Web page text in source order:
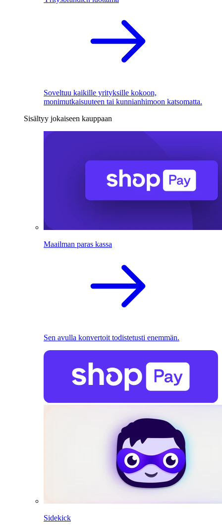
Soveltuu kaikille yrityksille kokoon,
monimutkaisuuteen tai kunnianhimoon katsomatta.
Sisältyy jokaiseen kauppaan
Maailman paras kassa
Sen avulla konvertoit todistetusti enemmän.
Sidekick